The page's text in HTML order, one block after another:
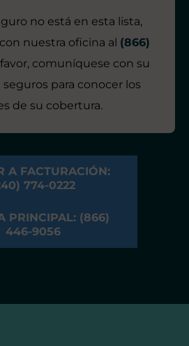
no está en esta lista,
nuestra oficina al (866)
favor, comuníquese con su
para conocer los
de su cobertura.
A FACTURACIÓN:
774-0222
PRINCIPAL: (866)
446-9056